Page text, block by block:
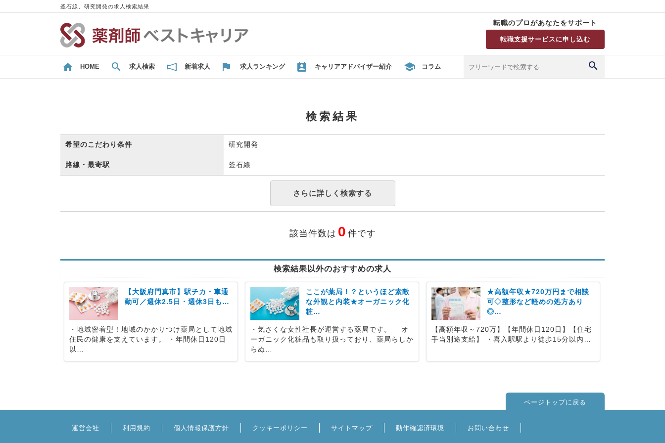
釜石線、研究開発の求人検索結果
転職のプロがあなたをサポート
転職支援サービスに申し込む
HOME 求人検索 新着求人 求人ランキング キャリアアドバイザー紹介 コラム
検索結果
希望のこだわり条件 研究開発
路線・最寄駅 釜石線
さらに詳しく検索する
該当件数は 0 件です
検索結果以外のおすすめの求人
【大阪府門真市】駅チカ・車通
勤可／週休2.5日・週休3日も…
・地域密着型！地域のかかりつけ薬局として地域
住民の健康を支えています。 ・年間休日120日
以…
ここが薬局！？というほど素敵
な外観と内装★オーガニック化
粧…
・気さくな女性社長が運営する薬局です。 オ
ーガニック化粧品も取り扱っており、薬局らしか
らぬ…
★高額年収★720万円まで相談
可◇整形など軽めの処方あり
◎…
【高額年収～720万】【年間休日120日】【住宅
手当別途支給】 ・喜入駅駅より徒歩15分以内…
ページトップに戻る
運営会社 利用規約 個人情報保護方針 クッキーポリシー サイトマップ 動作確認済環境 お問い合わせ